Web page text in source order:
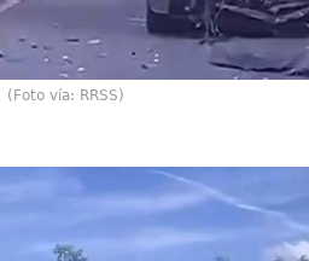
(Foto vía: RRSS)